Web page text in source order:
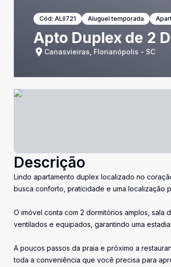
Cód: ALII721 Aluguel temporada
Apto Duplex de 2
Canasvieiras, Florianópolis - SC
Descrição
Lindo apartamento duplex localizado no
busca conforto, praticidade e uma localização
O imóvel conta com 2 dormitórios amplos, sala
ventilados e equipados, garantindo uma
A poucos passos da praia e próximo a
toda a conveniência que você precisa para